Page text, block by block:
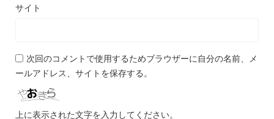
サイト
次回のコメントで使用するためブラウザーに自分の名前、メ
ールアドレス、サイトを保存する。
上に表示された文字を入力してください。